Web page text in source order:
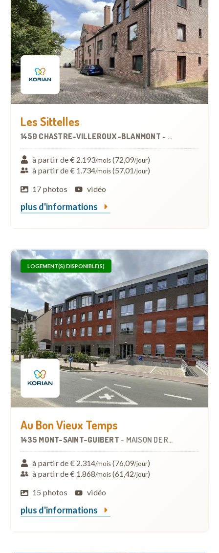
Les Sittelles
1450 CHASTRE-VILLEROUX-BLANMONT - MAISON DE
à partir de € 2.193/mois(72,09/jour)
à partir de € 1.734/mois(57,01/jour)
17 photos
vidéo
plus d'informations
LOGEMENT(S) DISPONIBLE(S)
Au Bon Vieux Temps
1435 MONT-SAINT-GUIBERT - MAISON DE REPOS
à partir de € 2.314/mois(76,09/jour)
à partir de € 1.868/mois(61,42/jour)
15 photos
vidéo
plus d'informations